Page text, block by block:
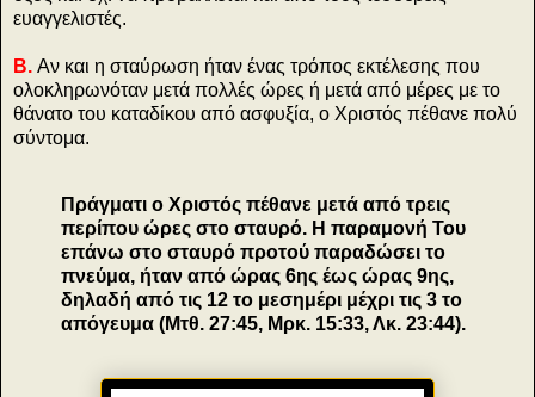
ευαγγελιστές.
Β. Αν και η σταύρωση ήταν ένας τρόπος εκτέλεσης που
ολοκληρωνόταν μετά πολλές ώρες ή μετά από μέρες με το
θάνατο του καταδίκου από ασφυξία, ο Χριστός πέθανε πολύ
σύντομα.
Πράγματι ο Χριστός πέθανε μετά από τρεις
περίπου ώρες στο σταυρό. Η παραμονή Του
επάνω στο σταυρό προτού παραδώσει το
πνεύμα, ήταν από ώρας 6ης έως ώρας 9ης,
δηλαδή από τις 12 το μεσημέρι μέχρι τις 3 το
απόγευμα (Μτθ. 27:45, Μρκ. 15:33, Λκ. 23:44).